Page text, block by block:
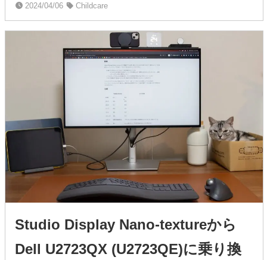
2024/04/06 Childcare
Studio Display Nano-textureから
Dell U2723QX (U2723QE)に乗り換